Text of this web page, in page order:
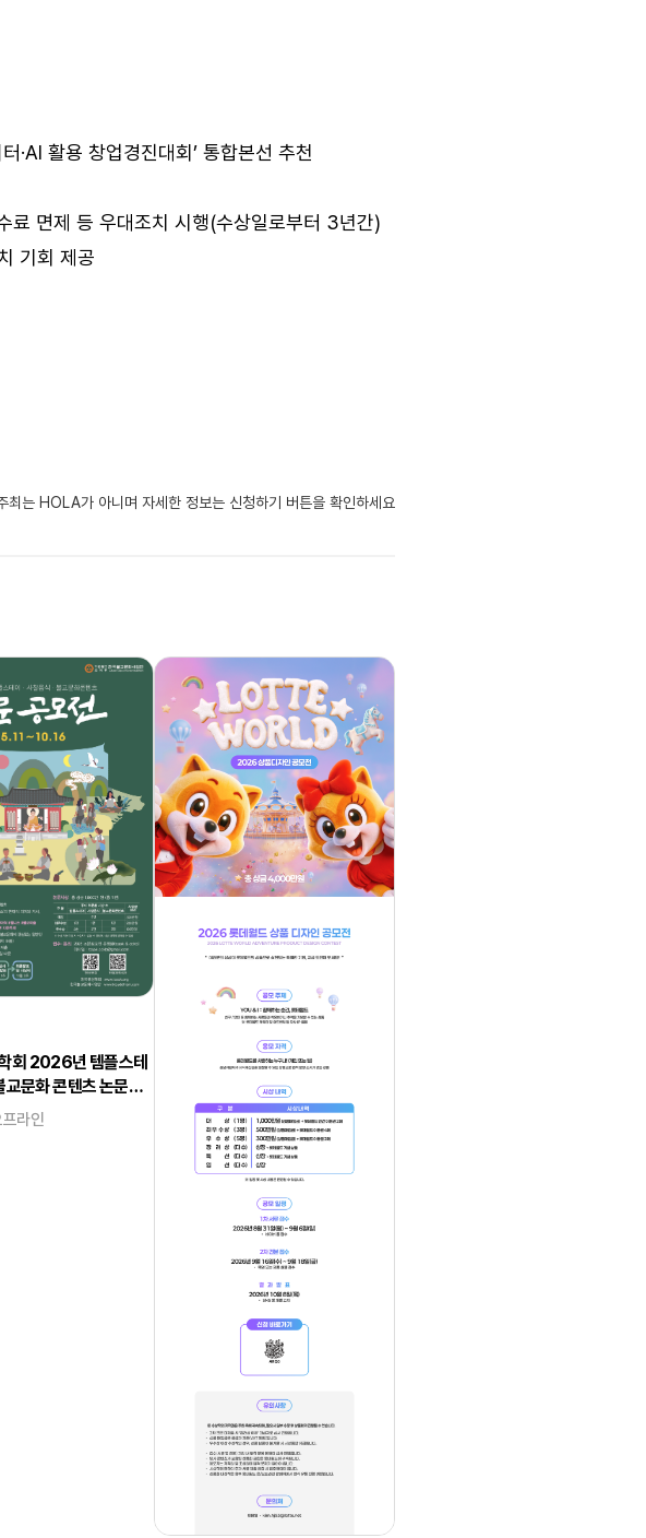
·AI 활용 창업경진대회’ 통합본선 추천
료 면제 등 우대조치 시행(수상일로부터 3년간)
기회 제공
최는 HOLA가 아니며 자세한 정보는 신청하기 버튼을 확인하세요
회 2026년 템플스테
교문화 콘텐츠 논문공
라인